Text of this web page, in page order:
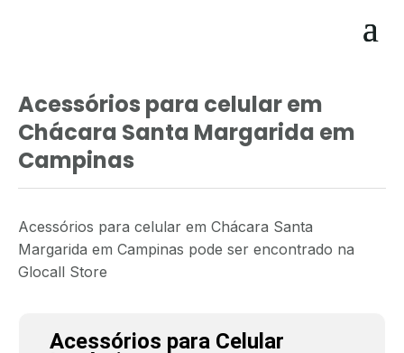
Acessórios para celular em
Chácara Santa Margarida em
Campinas
Acessórios para celular em Chácara Santa
Margarida em Campinas pode ser encontrado na
Glocall Store
Acessórios para Celular